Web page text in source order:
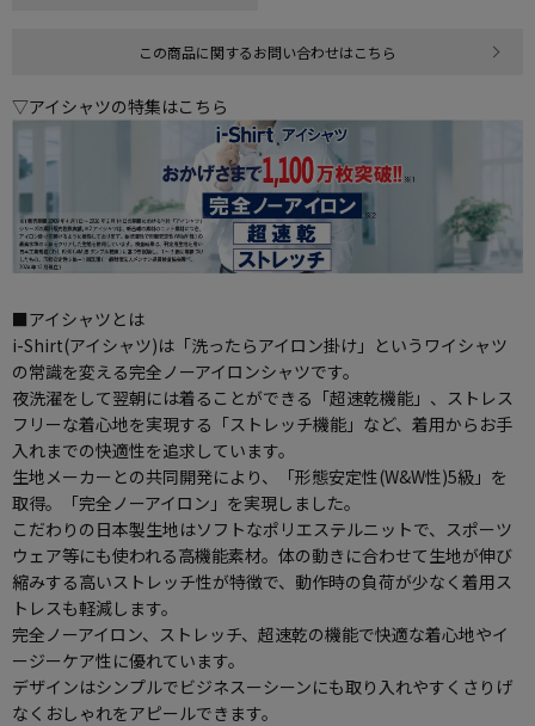
この商品に関するお問い合わせはこちら
▽アイシャツの特集はこちら
■アイシャツとは
i-Shirt(アイシャツ)は「洗ったらアイロン掛け」というワイシャツ
の常識を変える完全ノーアイロンシャツです。
夜洗濯をして翌朝には着ることができる「超速乾機能」、ストレス
フリーな着心地を実現する「ストレッチ機能」など、着用からお手
入れまでの快適性を追求しています。
生地メーカーとの共同開発により、「形態安定性(W&W性)5級」を
取得。「完全ノーアイロン」を実現しました。
こだわりの日本製生地はソフトなポリエステルニットで、スポーツ
ウェア等にも使われる高機能素材。体の動きに合わせて生地が伸び
縮みする高いストレッチ性が特徴で、動作時の負荷が少なく着用ス
トレスも軽減します。
完全ノーアイロン、ストレッチ、超速乾の機能で快適な着心地やイ
ージーケア性に優れています。
デザインはシンプルでビジネスーシーンにも取り入れやすくさりげ
なくおしゃれをアピールできます。